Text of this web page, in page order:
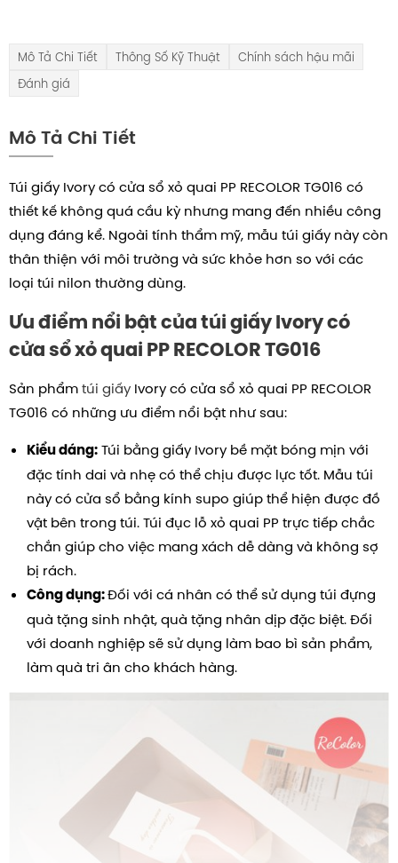
Mô Tả Chi Tiết Thông Số Kỹ Thuật
Chính sách hậu mãi
Đánh giá
Mô Tả Chi Tiết
Túi giấy Ivory có cửa sổ xỏ quai PP RECOLOR TG016 có
thiết kế không quá cầu kỳ nhưng mang đến nhiều công
dụng đáng kể. Ngoài tính thẩm mỹ, mẫu túi giấy này còn
thân thiện với môi trường và sức khỏe hơn so với các
loại túi nilon thường dùng.
Ưu điểm nổi bật của túi giấy Ivory có
cửa sổ xỏ quai PP RECOLOR TG016
Sản phẩmtúi giấy Ivory có cửa sổ xỏ quai PP RECOLOR
TG016 có những ưu điểm nổi bật như sau:
Kiểu dáng: Túi bằng giấy Ivory bề mặt bóng mịn với
đặc tính dai và nhẹ có thể chịu được lực tốt. Mẫu túi
này có cửa sổ bằng kính supo giúp thể hiện được đồ
vật bên trong túi. Túi đục lỗ xỏ quai PP trực tiếp chắc
chắn giúp cho việc mang xách dễ dàng và không sợ
bị rách.
Công dụng:Đối với cá nhân có thể sử dụng túi đựng
quà tặng sinh nhật, quà tặng nhân dịp đặc biệt. Đối
với doanh nghiệp sẽ sử dụng làm bao bì sản phẩm,
làm quà tri ân cho khách hàng.